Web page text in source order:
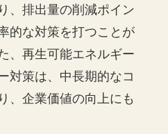
、排出量の削減ポイン
的な対策を打つことが
、再生可能エネルギー
対策は、中長期的なコ
、企業価値の向上にも